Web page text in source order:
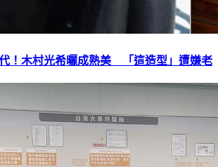
！木村光希曬成熟美 「這造型」遭嫌老